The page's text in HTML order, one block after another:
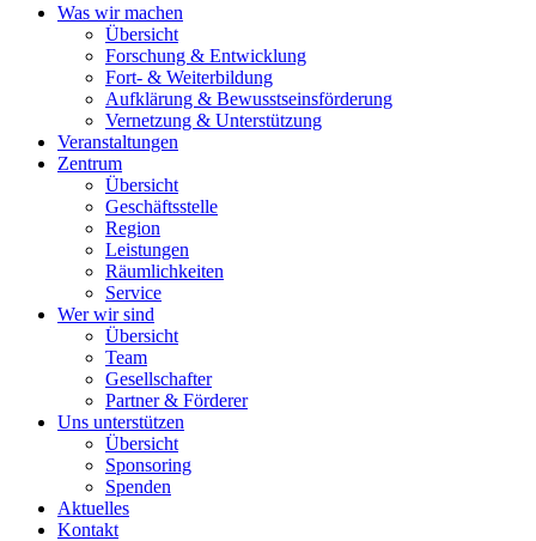
Was wir machen
Übersicht
Forschung & Entwicklung
Fort- & Weiterbildung
Aufklärung & Bewusstseinsförderung
Vernetzung & Unterstützung
Veranstaltungen
Zentrum
Übersicht
Geschäftsstelle
Region
Leistungen
Räumlichkeiten
Service
Wer wir sind
Übersicht
Team
Gesellschafter
Partner & Förderer
Uns unterstützen
Übersicht
Sponsoring
Spenden
Aktuelles
Kontakt